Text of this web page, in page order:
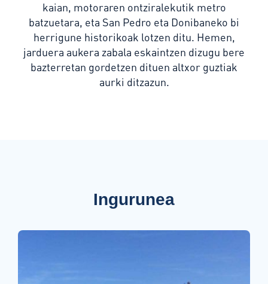
kaian, motoraren ontziralekutik metro
batzuetara, eta San Pedro eta Donibaneko bi
herrigune historikoak lotzen ditu. Hemen,
jarduera aukera zabala eskaintzen dizugu bere
bazterretan gordetzen dituen altxor guztiak
aurki ditzazun.
Ingurunea